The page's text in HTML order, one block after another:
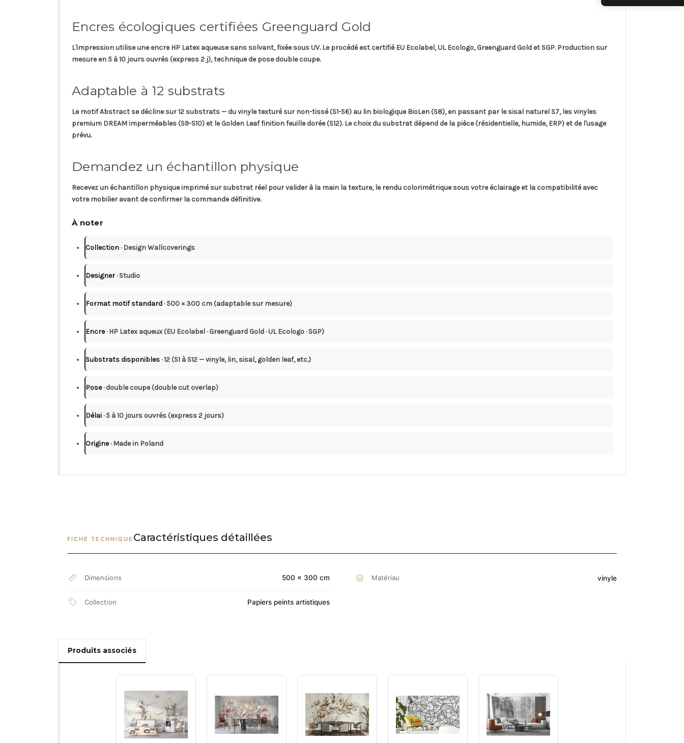
Encres écologiques certifiées Greenguard Gold
L'impression utilise uneencre HP Latex aqueusesans solvant, fixée sous UV. Le procédé est certifiéEU Ecolabel, UL Ecologo, Greenguard Gold et SGP. Production sur
mesure en 5 à 10 jours ouvrés (express 2 j), technique de posedouble coupe.
Adaptable à 12 substrats
Le motif Abstract se décline sur12 substrats— du vinyle texturé sur non-tissé (S1-S6) au lin biologique BioLen (S8), en passant par le sisal naturel S7, les vinyles
premium DREAM imperméables (S9-S10) et le Golden Leaf finition feuille dorée (S12). Le choix du substrat dépend de la pièce (résidentielle, humide, ERP) et de l'usage
prévu.
Demandez un échantillon physique
Recevez un échantillon physiqueimprimé sur substrat réel pour valider à la main la texture, le rendu colorimétrique sous votre éclairage et la compatibilité avec
votre mobilier avant de confirmer la commande définitive.
À noter
Collection · Design Wallcoverings
Designer · Studio
Format motif standard · 500 × 300 cm (adaptable sur mesure)
Encre· HP Latex aqueux (EU Ecolabel · Greenguard Gold · UL Ecologo · SGP)
Substrats disponibles · 12 (S1 à S12 — vinyle, lin, sisal, golden leaf, etc.)
Pose· double coupe (double cut overlap)
Délai · 5 à 10 jours ouvrés (express 2 jours)
Origine· Made in Poland
FICHE TECHNIQUE Caractéristiques détaillées
Dimensions 500 × 300 cm Matériau vinyle
Collection Papiers peints artistiques
Produits associés